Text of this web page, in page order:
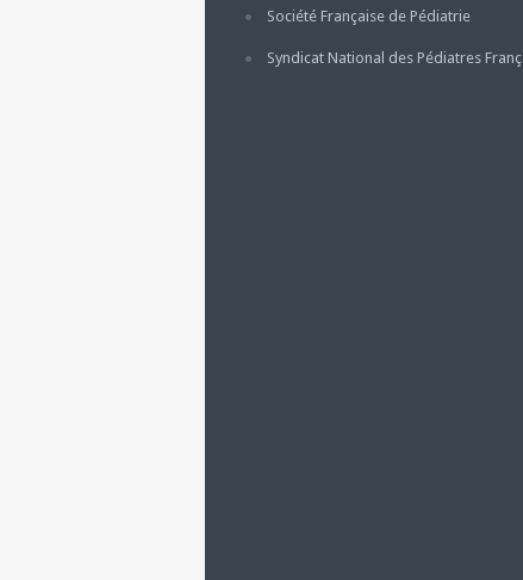
Société Française de Pédiatrie
Syndicat National des Pédiatres